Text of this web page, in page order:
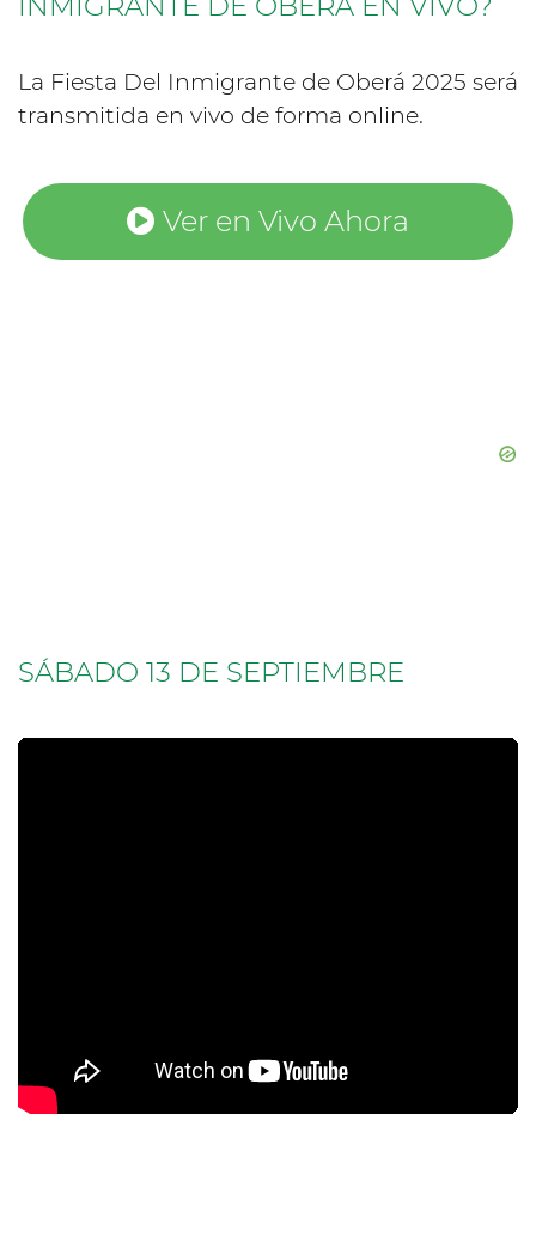
La Fiesta Del Inmigrante de Oberá 2025 será
transmitida en vivo de forma online.
Ver en Vivo Ahora
SÁBADO 13 DE SEPTIEMBRE